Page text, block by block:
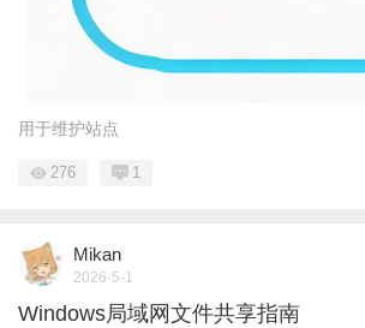
用于维护站点
276 1
Mikan
2026-5-1
Windows局域网文件共享指南